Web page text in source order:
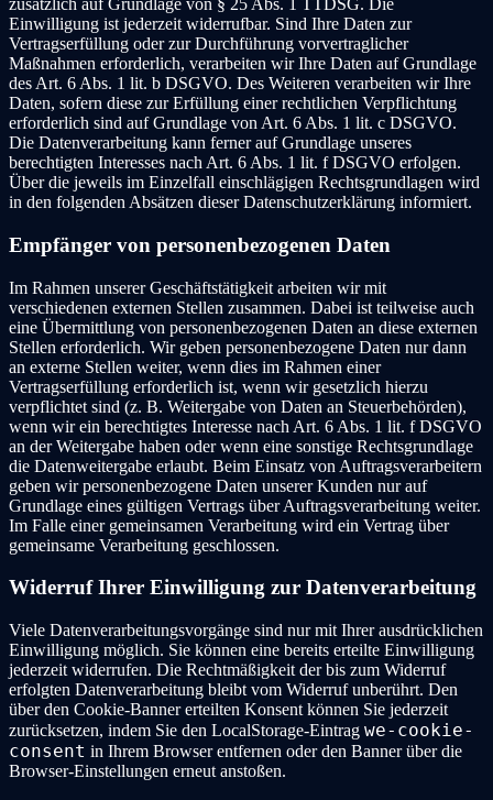
zusätzlich auf Grundlage von § 25 Abs. 1 TTDSG. Die
Einwilligung ist jederzeit widerrufbar. Sind Ihre Daten zur
Vertragserfüllung oder zur Durchführung vorvertraglicher
Maßnahmen erforderlich, verarbeiten wir Ihre Daten auf Grundlage
des Art. 6 Abs. 1 lit. b DSGVO. Des Weiteren verarbeiten wir Ihre
Daten, sofern diese zur Erfüllung einer rechtlichen Verpflichtung
erforderlich sind auf Grundlage von Art. 6 Abs. 1 lit. c DSGVO.
Die Datenverarbeitung kann ferner auf Grundlage unseres
berechtigten Interesses nach Art. 6 Abs. 1 lit. f DSGVO erfolgen.
Über die jeweils im Einzelfall einschlägigen Rechtsgrundlagen wird
in den folgenden Absätzen dieser Datenschutzerklärung informiert.
Empfänger von personenbezogenen Daten
Im Rahmen unserer Geschäftstätigkeit arbeiten wir mit
verschiedenen externen Stellen zusammen. Dabei ist teilweise auch
eine Übermittlung von personenbezogenen Daten an diese externen
Stellen erforderlich. Wir geben personenbezogene Daten nur dann
an externe Stellen weiter, wenn dies im Rahmen einer
Vertragserfüllung erforderlich ist, wenn wir gesetzlich hierzu
verpflichtet sind (z. B. Weitergabe von Daten an Steuerbehörden),
wenn wir ein berechtigtes Interesse nach Art. 6 Abs. 1 lit. f DSGVO
an der Weitergabe haben oder wenn eine sonstige Rechtsgrundlage
die Datenweitergabe erlaubt. Beim Einsatz von Auftragsverarbeitern
geben wir personenbezogene Daten unserer Kunden nur auf
Grundlage eines gültigen Vertrags über Auftragsverarbeitung weiter.
Im Falle einer gemeinsamen Verarbeitung wird ein Vertrag über
gemeinsame Verarbeitung geschlossen.
Widerruf Ihrer Einwilligung zur Datenverarbeitung
Viele Datenverarbeitungsvorgänge sind nur mit Ihrer ausdrücklichen
Einwilligung möglich. Sie können eine bereits erteilte Einwilligung
jederzeit widerrufen. Die Rechtmäßigkeit der bis zum Widerruf
erfolgten Datenverarbeitung bleibt vom Widerruf unberührt. Den
über den Cookie-Banner erteilten Konsent können Sie jederzeit
zurücksetzen, indem Sie den LocalStorage-Eintrag we-cookie-
consent in Ihrem Browser entfernen oder den Banner über die
Browser-Einstellungen erneut anstoßen.